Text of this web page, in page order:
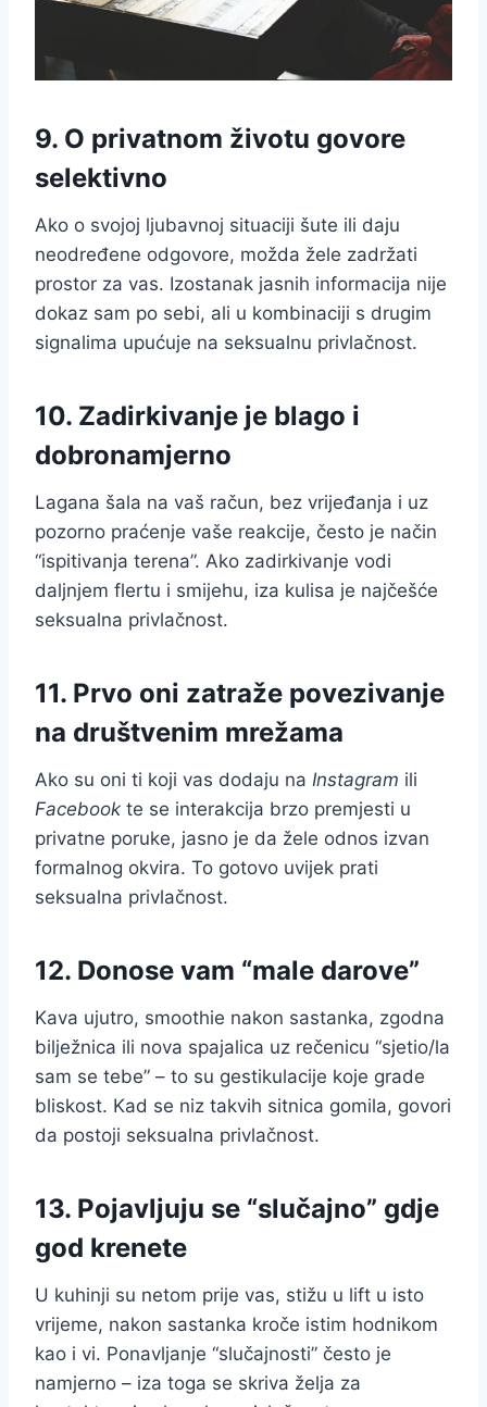
9. O privatnom životu govore
selektivno
Ako o svojoj ljubavnoj situaciji šute ili daju
neodređene odgovore, možda žele zadržati
prostor za vas. Izostanak jasnih informacija nije
dokaz sam po sebi, ali u kombinaciji s drugim
signalima upućuje na seksualnu privlačnost.
10. Zadirkivanje je blago i
dobronamjerno
Lagana šala na vaš račun, bez vrijeđanja i uz
pozorno praćenje vaše reakcije, često je način
“ispitivanja terena”. Ako zadirkivanje vodi
daljnjem flertu i smijehu, iza kulisa je najčešće
seksualna privlačnost.
11. Prvo oni zatraže povezivanje
na društvenim mrežama
Ako su oni ti koji vas dodaju na Instagram ili
Facebook te se interakcija brzo premjesti u
privatne poruke, jasno je da žele odnos izvan
formalnog okvira. To gotovo uvijek prati
seksualna privlačnost.
12. Donose vam “male darove”
Kava ujutro, smoothie nakon sastanka, zgodna
bilježnica ili nova spajalica uz rečenicu “sjetio/la
sam se tebe” – to su gestikulacije koje grade
bliskost. Kad se niz takvih sitnica gomila, govori
da postoji seksualna privlačnost.
13. Pojavljuju se “slučajno” gdje
god krenete
U kuhinji su netom prije vas, stižu u lift u isto
vrijeme, nakon sastanka kroče istim hodnikom
kao i vi. Ponavljanje “slučajnosti” često je
namjerno – iza toga se skriva želja za